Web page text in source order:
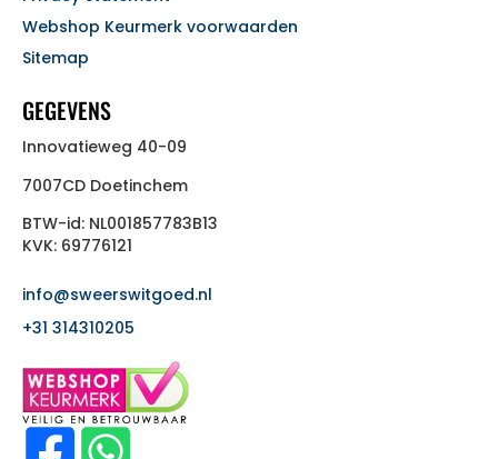
Webshop Keurmerk voorwaarden
Sitemap
GEGEVENS
Innovatieweg 40-09
7007CD Doetinchem
BTW-id: NL001857783B13
KVK: 69776121
info@sweerswitgoed.nl
+31 314310205